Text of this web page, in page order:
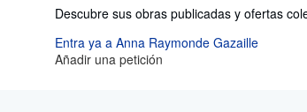
Descubre sus obras publicadas y ofertas
Entra ya a Anna Raymonde Gazaille
Añadir una petición